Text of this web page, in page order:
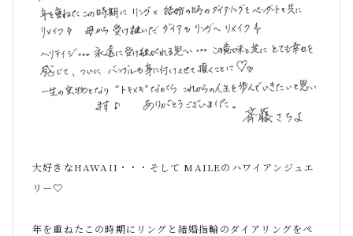
大好きなHAWAII・・・そして MAILEのハワイアンジュエ
リー♡
年を重ねたこの時期にリングと結婚指輪のダイアリングをペ